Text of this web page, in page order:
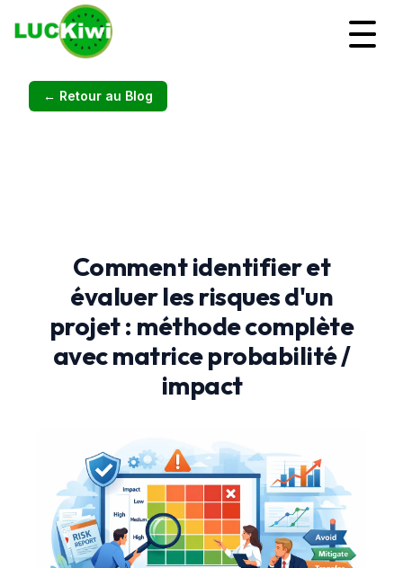
← Retour au Blog
Comment identifier et
évaluer les risques d'un
projet : méthode complète
avec matrice probabilité /
impact